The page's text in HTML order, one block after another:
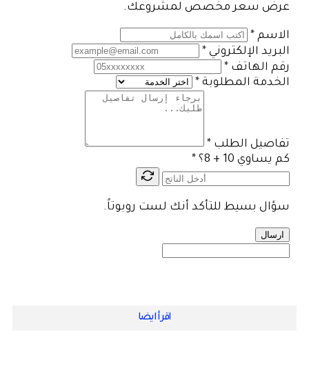
عرض سعر مخصص لمشروعك.
الاسم *
البريد الإلكتروني *
رقم الهاتف *
الخدمة المطلوبة *
تفاصيل الطلب *
كم يساوي 10 + 8؟
*
سؤال بسيط للتأكد أنك لست روبوتاً.
ارسال
اقرأ ايضا